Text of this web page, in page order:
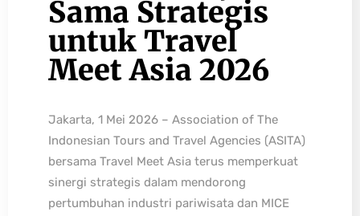
Sama Strategis
untuk Travel
Meet Asia 2026
Jakarta, 1 Mei 2026 – Association of The
Indonesian Tours and Travel Agencies (ASITA)
bersama Travel Meet Asia terus memperkuat
sinergi strategis dalam mendorong
pertumbuhan industri pariwisata dan MICE